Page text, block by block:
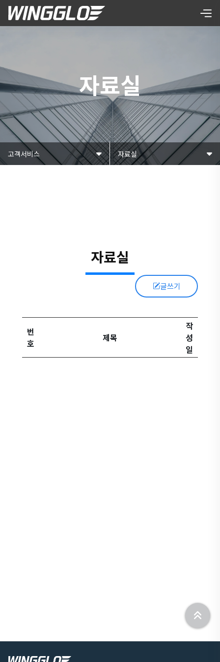
자료실
고객서비스 자료실
자료실
글쓰기
번
호
제목
작
성
일